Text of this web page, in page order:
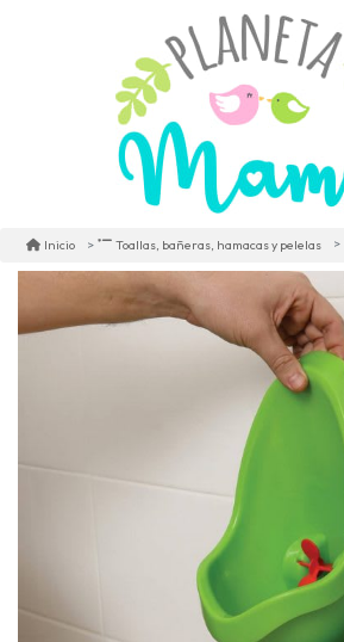
Inicio Toallas, bañeras, hamacas y pelelas